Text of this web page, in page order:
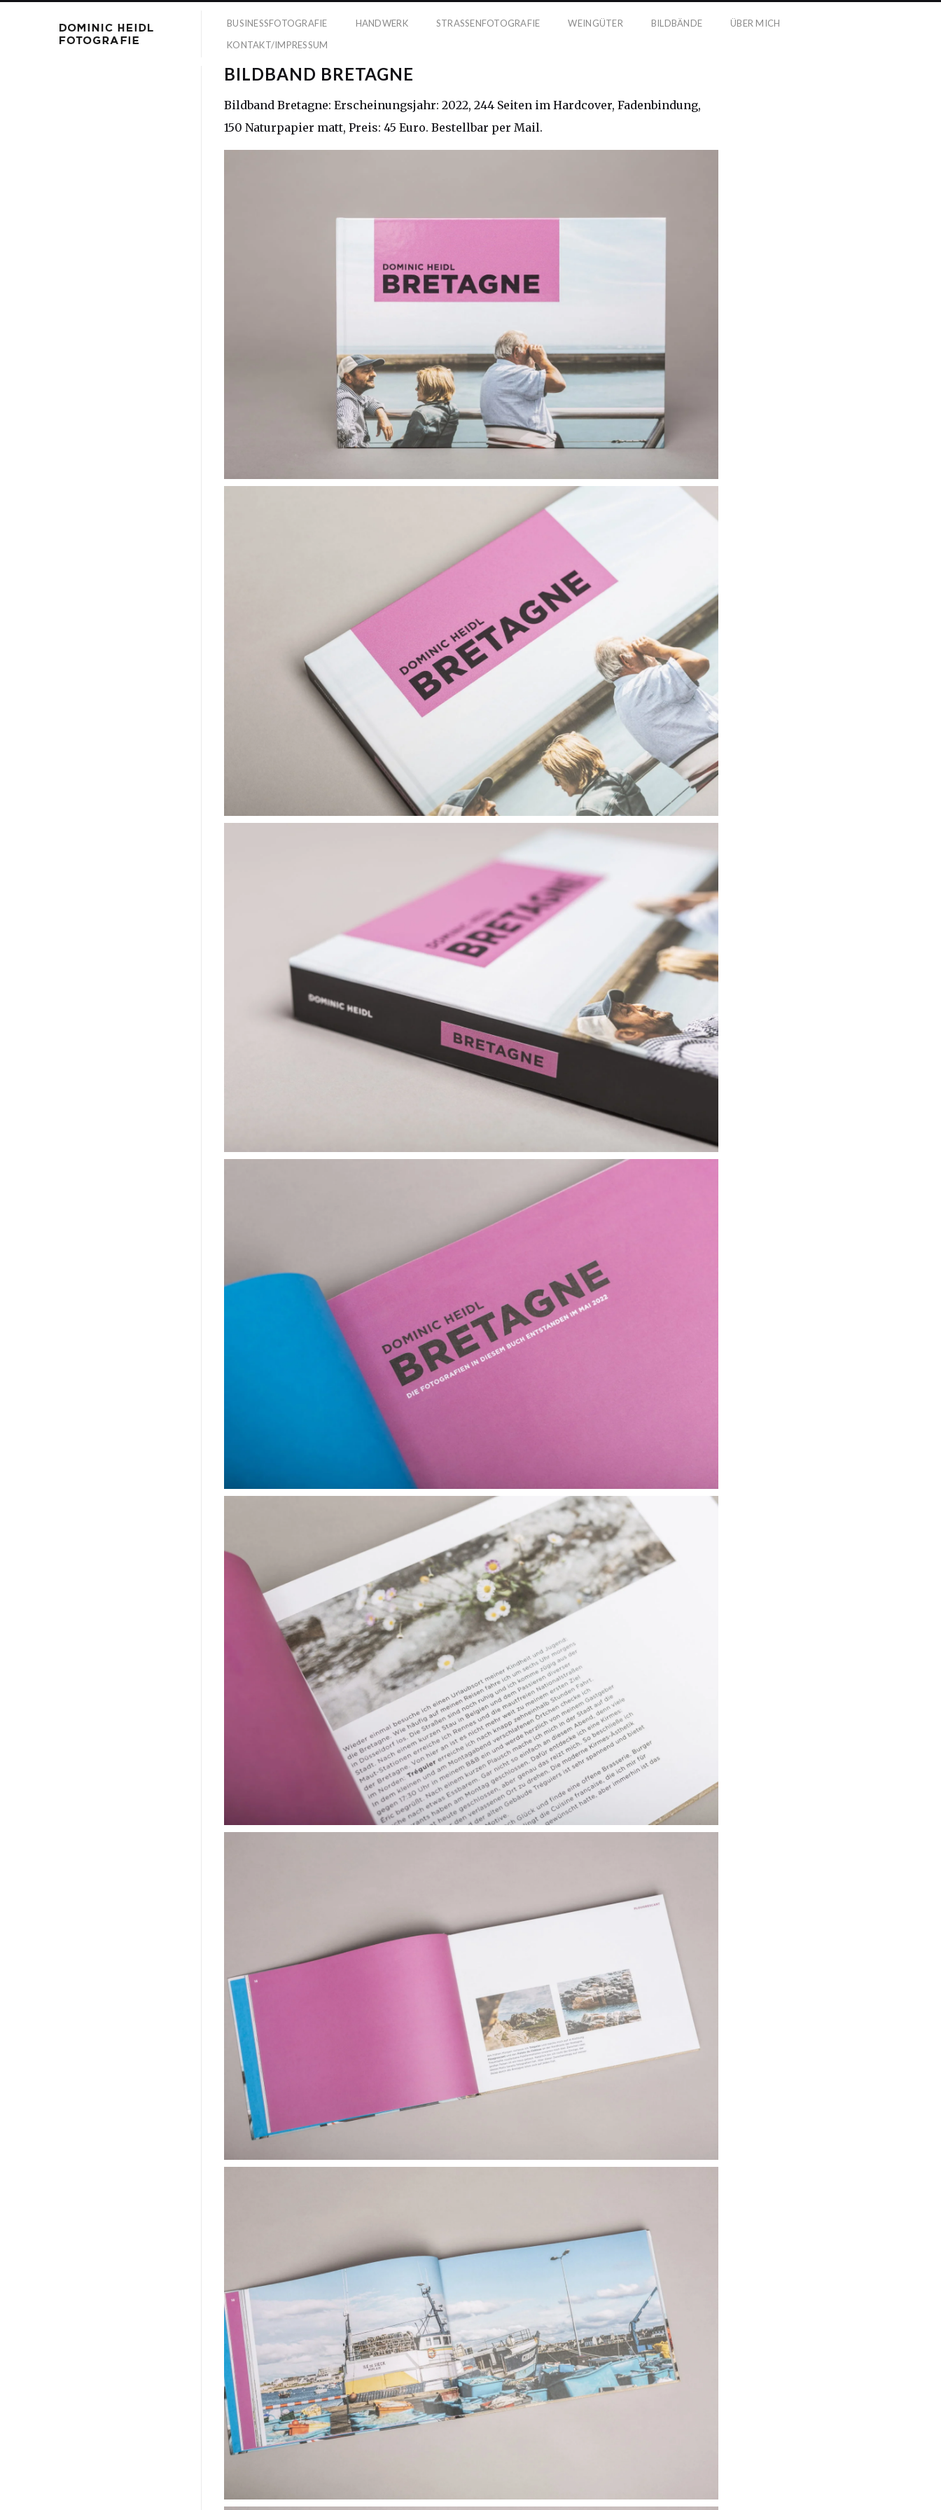
BUSINESSFOTOGRAFIE HANDWERK STRASSENFOTOGRAFIE WEINGÜTER BILDBÄNDE
ÜBER MICH
KONTAKT/IMPRESSUM
BILDBAND BRETAGNE
Bildband Bretagne: Erscheinungsjahr: 2022, 244 Seiten im Hardcover, Fadenbindung,
150 Naturpapier matt, Preis: 45 Euro. Bestellbar per Mail.